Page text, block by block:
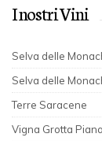
I nostri Vini
Selva delle
Selva delle
Terre Saracene
Vigna Grotta Piana